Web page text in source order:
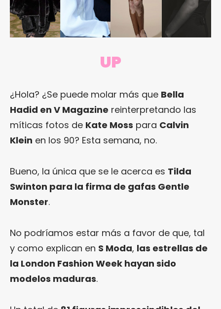
UP
¿Hola? ¿Se puede molar más que Bella
Hadid en V Magazine reinterpretando las
míticas fotos de Kate Moss para Calvin
Klein en los 90? Esta semana, no.
Bueno, la única que se le acerca es Tilda
Swinton para la firma de gafas Gentle
Monster.
No podríamos estar más a favor de que, tal
y como explican en S Moda, las estrellas de
la London Fashion Week hayan sido
modelos maduras.